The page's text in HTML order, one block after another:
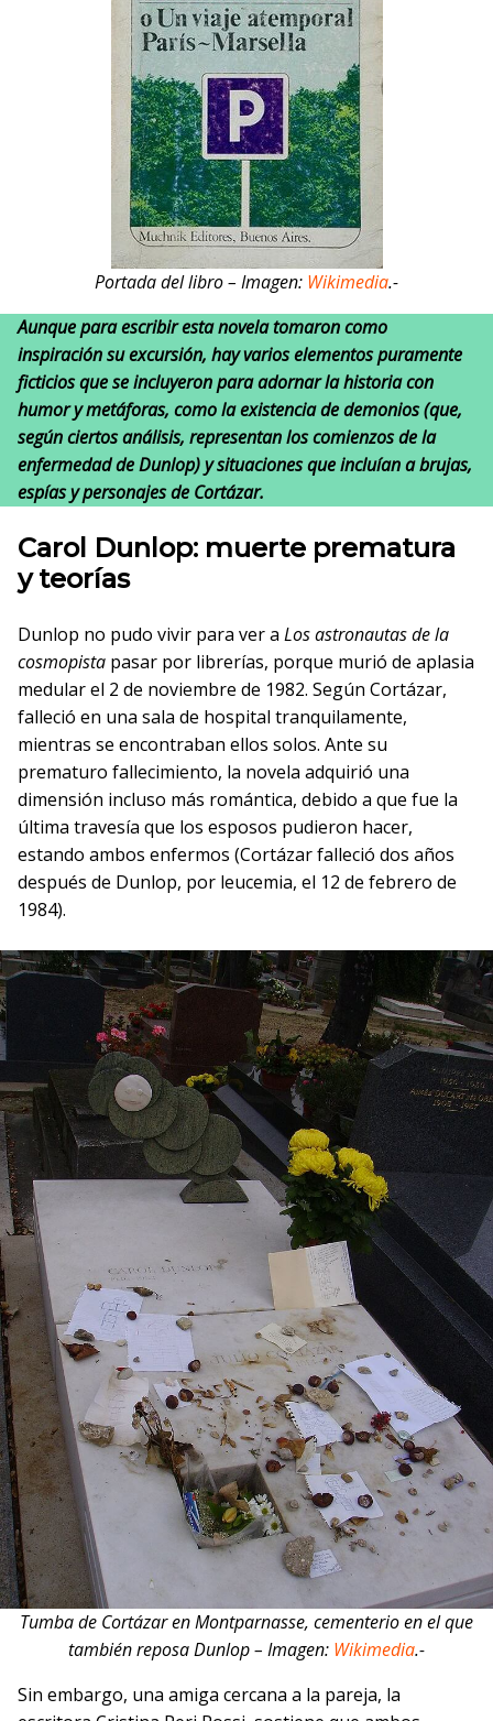
Portada del libro – Imagen: Wikimedia.-
Aunque para escribir esta novela tomaron como
inspiración su excursión, hay varios elementos puramente
ficticios que se incluyeron para adornar la historia con
humor y metáforas, como la existencia de demonios (que,
según ciertos análisis, representan los comienzos de la
enfermedad de Dunlop) y situaciones que incluían a brujas,
espías y personajes de Cortázar.
Carol Dunlop: muerte prematura
y teorías
Dunlop no pudo vivir para ver a Los astronautas de la
cosmopista pasar por librerías, porque murió de aplasia
medular el 2 de noviembre de 1982. Según Cortázar,
falleció en una sala de hospital tranquilamente,
mientras se encontraban ellos solos. Ante su
prematuro fallecimiento, la novela adquirió una
dimensión incluso más romántica, debido a que fue la
última travesía que los esposos pudieron hacer,
estando ambos enfermos (Cortázar falleció dos años
después de Dunlop, por leucemia, el 12 de febrero de
1984).
Tumba de Cortázar en Montparnasse, cementerio en el que
también reposa Dunlop – Imagen: Wikimedia.-
Sin embargo, una amiga cercana a la pareja, la